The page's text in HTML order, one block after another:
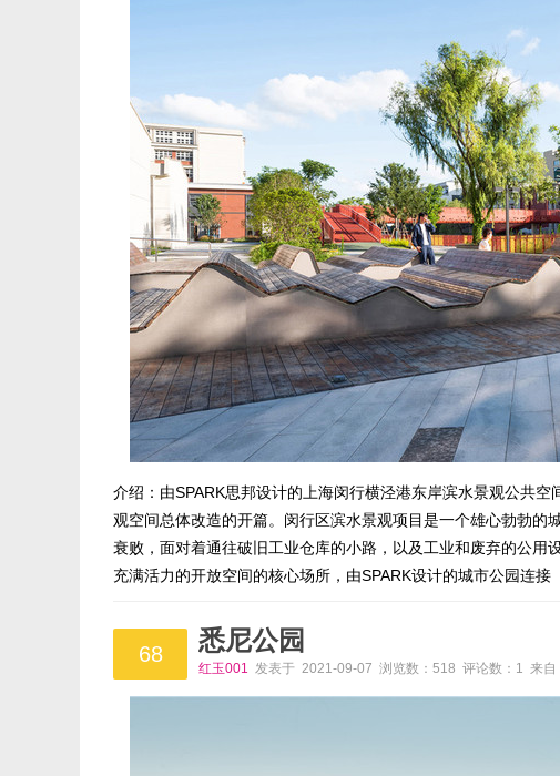
介绍：由SPARK思邦设计的上海闵行横泾港东岸滨水景观公共
观空间总体改造的开篇。闵行区滨水景观项目是一个雄心勃勃
衰败，面对着通往破旧工业仓库的小路，以及工业和废弃的公
充满活力的开放空间的核心场所，由SPARK设计的城市公园连接
68 悉尼公园
红玉001 发表于 2021-09-07 浏览数：518 评论数：1 来自